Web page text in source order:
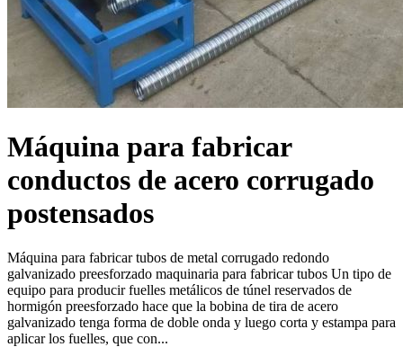
Máquina para fabricar
conductos de acero corrugado
postensados
Máquina para fabricar tubos de metal corrugado redondo
galvanizado preesforzado maquinaria para fabricar tubos Un tipo de
equipo para producir fuelles metálicos de túnel reservados de
hormigón preesforzado hace que la bobina de tira de acero
galvanizado tenga forma de doble onda y luego corta y estampa para
aplicar los fuelles, que con...